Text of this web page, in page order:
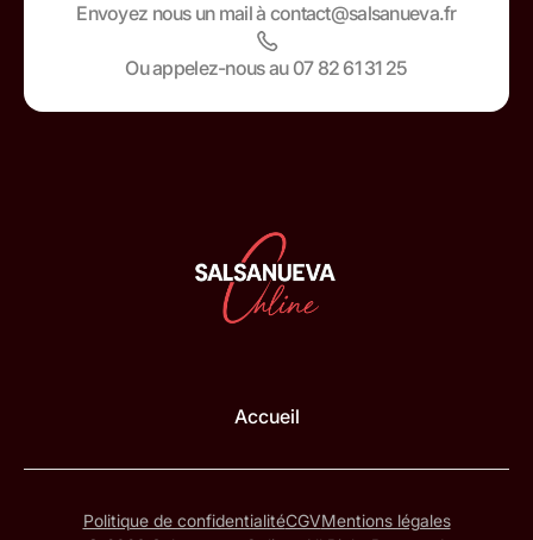
Envoyez nous un mail à contact@salsanueva.fr
Ou appelez-nous au 07 82 61 31 25
Accueil
Politique de confidentialitéCGVMentions légales